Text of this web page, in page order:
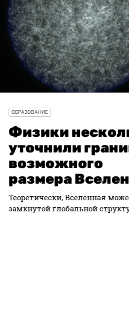
ОБРАЗОВАНИЕ
Физики
уточнили
возможного
размера
Теоретически, Вселенная
замкнутой глобальной